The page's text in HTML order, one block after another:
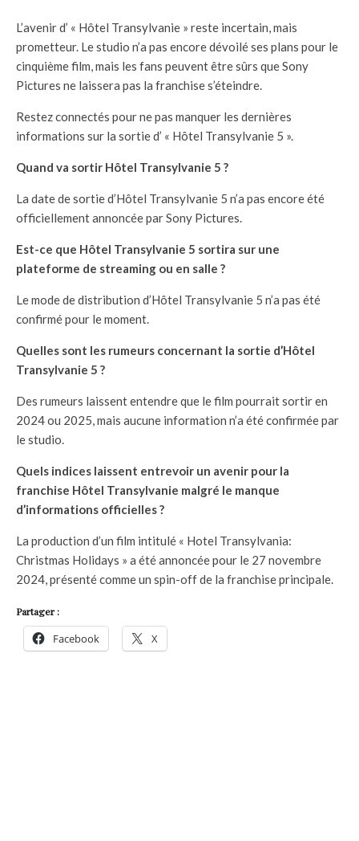
L’avenir d’ « Hôtel Transylvanie » reste incertain, mais
prometteur. Le studio n’a pas encore dévoilé ses plans pour le
cinquième film, mais les fans peuvent être sûrs que Sony
Pictures ne laissera pas la franchise s’éteindre.
Restez connectés pour ne pas manquer les dernières
informations sur la sortie d’ « Hôtel Transylvanie 5 ».
Quand va sortir Hôtel Transylvanie 5 ?
La date de sortie d’Hôtel Transylvanie 5 n’a pas encore été
officiellement annoncée par Sony Pictures.
Est-ce que Hôtel Transylvanie 5 sortira sur une
plateforme de streaming ou en salle ?
Le mode de distribution d’Hôtel Transylvanie 5 n’a pas été
confirmé pour le moment.
Quelles sont les rumeurs concernant la sortie d’Hôtel
Transylvanie 5 ?
Des rumeurs laissent entendre que le film pourrait sortir en
2024 ou 2025, mais aucune information n’a été confirmée par
le studio.
Quels indices laissent entrevoir un avenir pour la
franchise Hôtel Transylvanie malgré le manque
d’informations officielles ?
La production d’un film intitulé « Hotel Transylvania:
Christmas Holidays » a été annoncée pour le 27 novembre
2024, présenté comme un spin-off de la franchise principale.
Partager :
Facebook X